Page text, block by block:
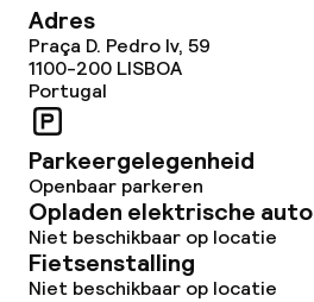
Adres
Praça D. Pedro Iv, 59
1100-200 LISBOA
Portugal
Parkeergelegenheid
Openbaar parkeren
Opladen elektrische auto
Niet beschikbaar op locatie
Fietsenstalling
Niet beschikbaar op locatie